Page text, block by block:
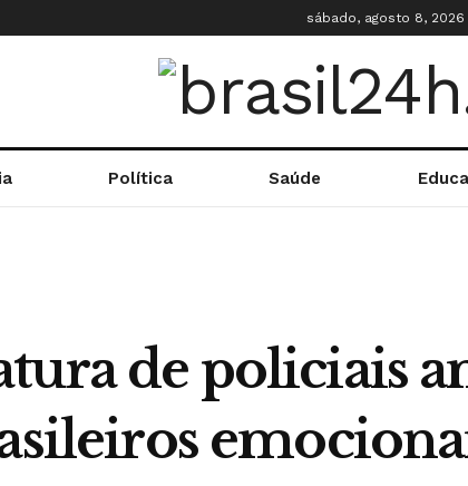
sábado, agosto 8, 2026
Política Saúde
de policiais